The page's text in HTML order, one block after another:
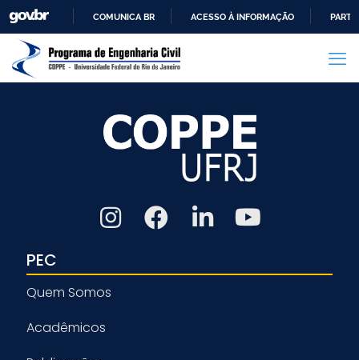
PARA
COMUNICA BR ACESSO À INFORMAÇÃO
PEC
Quem Somos
Acadêmicos